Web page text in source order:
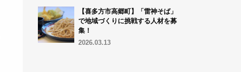
【喜多方市高郷町】「雷神そば」
で地域づくりに挑戦する人材を募
集！
2026.03.13